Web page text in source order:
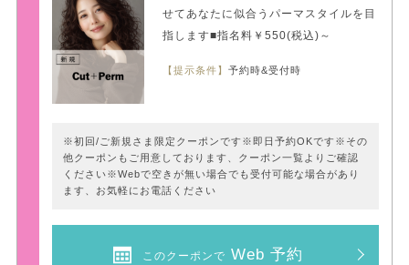
せてあなたに似合うパーマスタイルを目
指します■指名料￥550(税込)～
【提示条件】予約時&受付時
※初回/ご新規さま限定クーポンです※即日予約OKです※その
他クーポンもご用意しております、クーポン一覧よりご確認
ください※Webで空きが無い場合でも受付可能な場合があり
ます、お気軽にお電話ください
このクーポンで Web 予約